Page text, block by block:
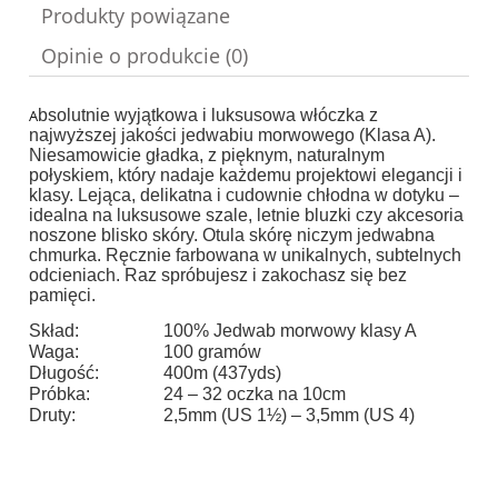
Produkty powiązane
Opinie o produkcie (0)
Absolutnie wyjątkowa i luksusowa włóczka z
najwyższej jakości jedwabiu morwowego (Klasa A).
Niesamowicie gładka, z pięknym, naturalnym
połyskiem, który nadaje każdemu projektowi elegancji i
klasy. Lejąca, delikatna i cudownie chłodna w dotyku –
idealna na luksusowe szale, letnie bluzki czy akcesoria
noszone blisko skóry. Otula skórę niczym jedwabna
chmurka. Ręcznie farbowana w unikalnych, subtelnych
odcieniach. Raz spróbujesz i zakochasz się bez
pamięci.
Skład:
100% Jedwab morwowy klasy A
Waga:
100 gramów
Długość:
400m (437yds)
Próbka:
24 – 32 oczka na 10cm
Druty:
2,5mm (US 1½) – 3,5mm (US 4)